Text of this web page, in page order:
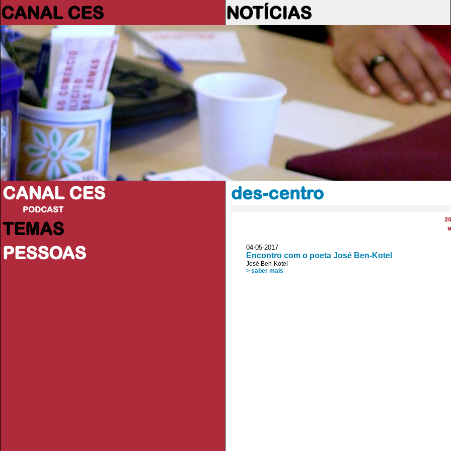
CANAL CES NOTÍCIAS
CANAL CES
PODCAST
TEMAS
PESSOAS
des-centro
04-05-2017
Encontro com o poeta José Ben-Kotel
José Ben-Kotel
> saber mais